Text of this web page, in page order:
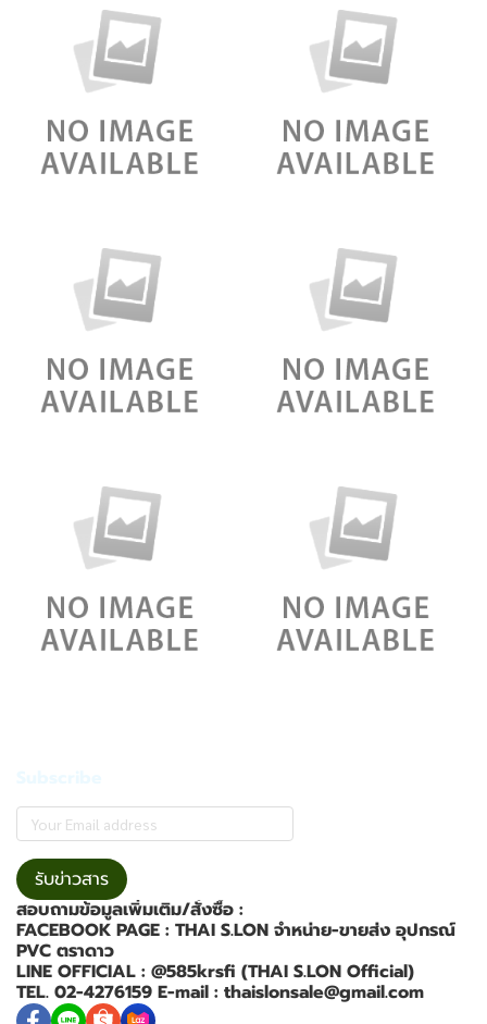
รับข่าวสาร
สอบถามข้อมูลเพิ่มเติม/สั่งซื้อ :
FACEBOOK PAGE : THAI S.LON จำหน่าย-ขายส่ง อุปกรณ์
PVC ตราดาว
LINE OFFICIAL : @585krsfi (THAI S.LON Official)
TEL. 02-4276159 E-mail : thaislonsale@gmail.com